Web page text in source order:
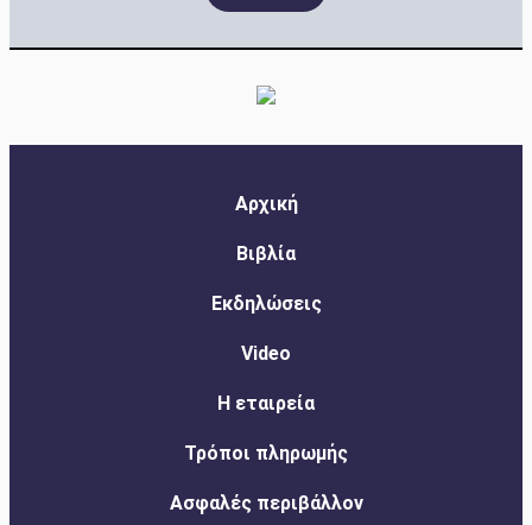
Αρχική
Βιβλία
Εκδηλώσεις
Video
Η εταιρεία
Τρόποι πληρωμής
Ασφαλές περιβάλλον